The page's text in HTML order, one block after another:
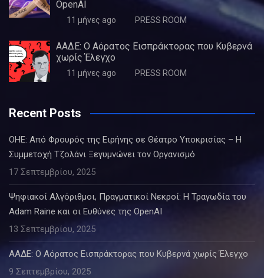
OpenAI
11 μήνες ago PRESS ROOM
ΑΑΔΕ: Ο Αόρατος Εισπράκτορας που Κυβερνά
χωρίς Έλεγχο
11 μήνες ago PRESS ROOM
Recent Posts
ΟΗΕ: Από Φρουρός της Ειρήνης σε Θέατρο Υποκρισίας – Η
Συμμετοχή Τζολάνι Ξεγυμνώνει τον Οργανισμό
17 Σεπτεμβρίου, 2025
Ψηφιακοί Αλγόριθμοι, Πραγματικοί Νεκροί: Η Τραγωδία του
Adam Raine και οι Ευθύνες της OpenAI
13 Σεπτεμβρίου, 2025
ΑΑΔΕ: Ο Αόρατος Εισπράκτορας που Κυβερνά χωρίς Έλεγχο
9 Σεπτεμβρίου, 2025